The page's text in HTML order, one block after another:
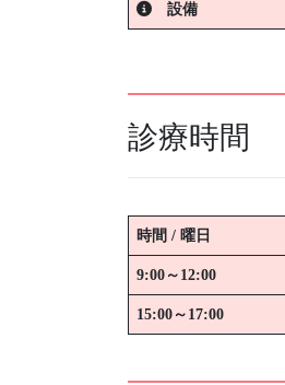
設備
診療時間
時間 / 曜日
9:00～12:00
15:00～17:00